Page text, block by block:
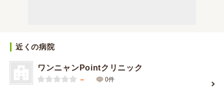
近くの病院
ワンニャンPointクリニック
－
0件